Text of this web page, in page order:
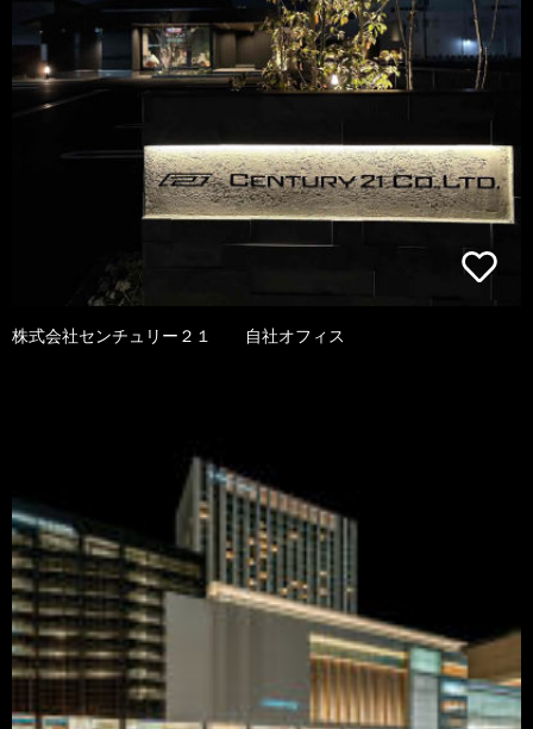
株式会社センチュリー２１ 自社オフィス